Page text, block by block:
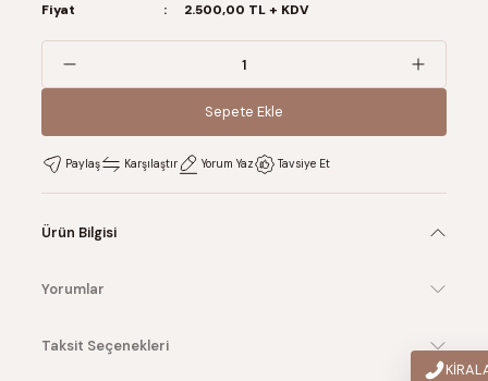
Fiyat
2.500,00 TL + KDV
Sepete Ekle
Sepete Ekle
Paylaş Karşılaştır Yorum Yaz Tavsiye Et
Ürün Bilgisi
Yorumlar
Taksit Seçenekleri